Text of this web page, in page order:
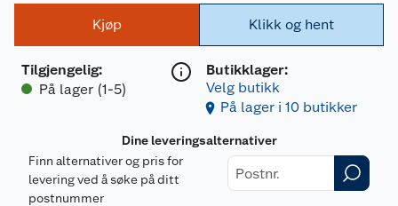
Kjøp
Tilgjengelig:
På lager (1-5)
Klikk og hent
Butikklager:
Velg butikk
På lager i 10 butikker
Dine leveringsalternativer
Finn alternativer og pris for
levering ved å søke på ditt
postnummer